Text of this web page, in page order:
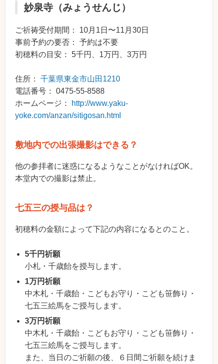
妙泉寺（みょうせんじ）
ご祈祷受付期間： 10月1日〜11月30日
事前予約の要否： 予約は不要
初穂料の目安： 5千円、1万円、3万円
住所： 千葉県東金市山田1210
電話番号： 0475-55-8588
ホームページ：
http://www.yaku-
yoke.com/anzan/sitigosan.html
敷地内での出張撮影はできる？
他の参拝者に迷惑になるようなことがなければOK。
本堂内での撮影は禁止。
七五三の授与品は？
初穂料の金額によって下記の内容になるとのこと。
5千円祈願
小札・千歳飴を授与します。
1万円祈願
中木札・千歳飴・こどもお守り・こども笹飾り・
七五三絵馬をご授与します。
3万円祈願
中木札・千歳飴・こどもお守り・こども笹飾り・
七五三絵馬をご授与します。
また、当日のご祈願の後、６日間ご祈願を続けま